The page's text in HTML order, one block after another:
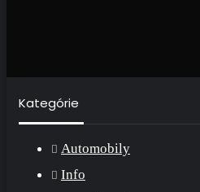
Kategórie
Automobily
Info